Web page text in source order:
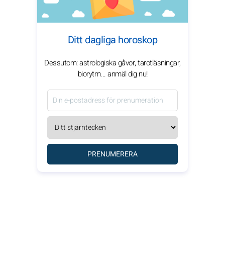
Ditt dagliga horoskop
Dessutom: astrologiska gåvor, tarotläsningar,
biorytm... anmäl dig nu!
PRENUMERERA